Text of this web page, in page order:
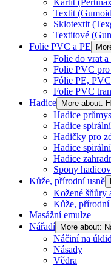
Textit
Sklotextit
Textitové
Folie PVC a PE
Folie do vrat a
Folie PVC
Fólie PE,
Folie PVC
Hadice More about:
Hadice
Hadice
Hadičky pro
Hadice
Hadice
Spony
Kůže, přírodní usně
Kožené šňůry
Kůže, přírodní
Masážní emulze
Nářadí More about:
Náčiní na úklid
Násady
Vědra